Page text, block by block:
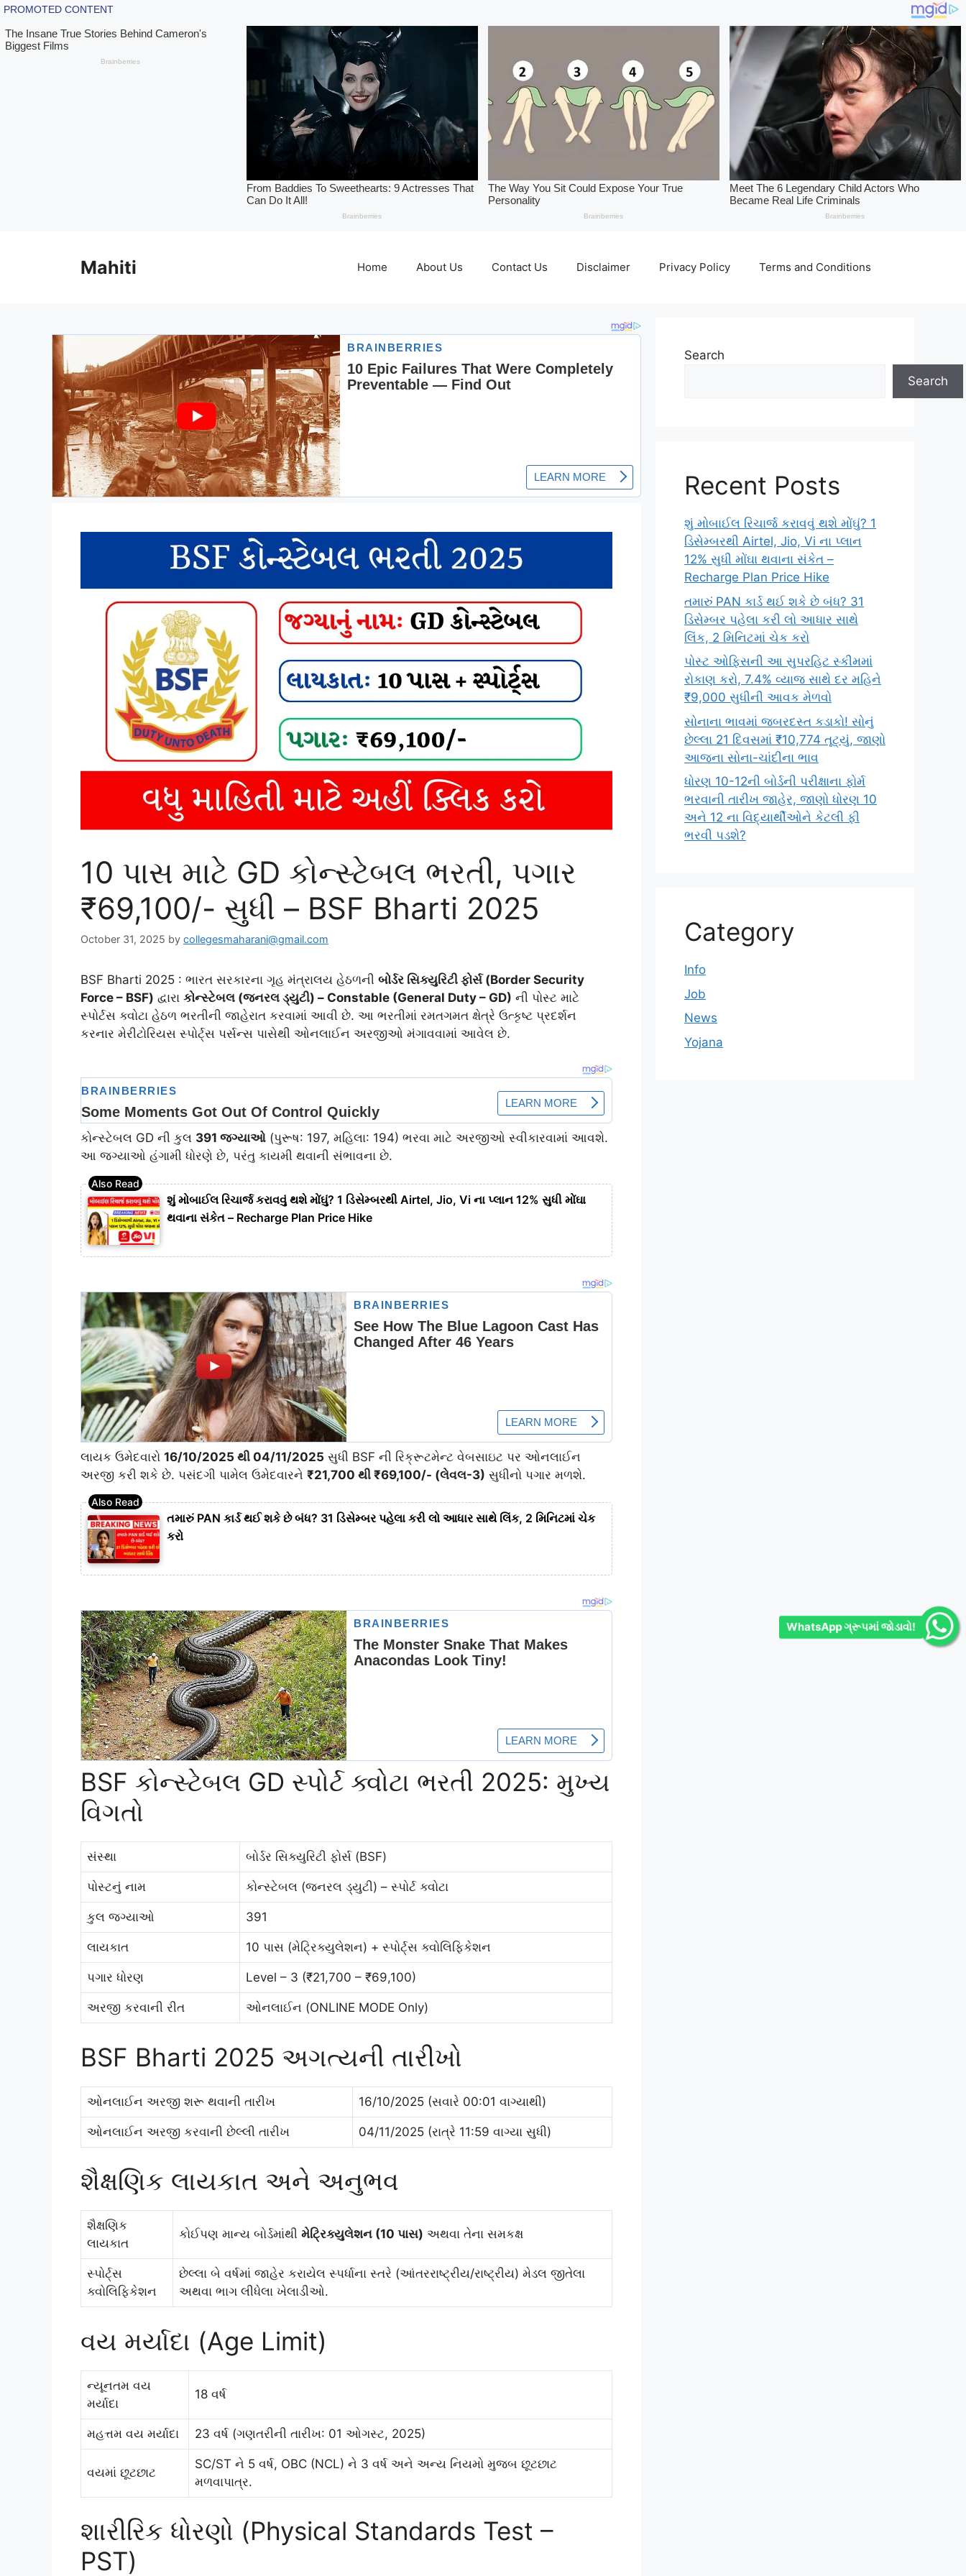
Mahiti Home About Us Contact Us Disclaimer Privacy Policy Terms and Conditions
10 પાસ માટે GD કોન્સ્ટેબલ ભરતી, પગાર
₹69,100/- સુધી – BSF Bharti 2025
October 31, 2025 by collegesmaharani@gmail.com
BSF Bharti 2025 : ભારત સરકારના ગૃહ મંત્રાલય હેઠળની બોર્ડર સિક્યુરિટી ફોર્સ (Border Security
Force – BSF) દ્વારા કોન્સ્ટેબલ (જનરલ ડ્યુટી) – Constable (General Duty – GD) ની પોસ્ટ માટે
સ્પોર્ટસ ક્વોટા હેઠળ ભરતીની જાહેરાત કરવામાં આવી છે. આ ભરતીમાં રમતગમત ક્ષેત્રે ઉત્કૃષ્ટ પ્રદર્શન
કરનાર મેરીટોરિયસ સ્પોર્ટ્સ પર્સન્સ પાસેથી ઓનલાઈન અરજીઓ મંગાવવામાં આવેલ છે.
કોન્સ્ટેબલ GD ની કુલ 391 જગ્યાઓ (પુરૂષ: 197, મહિલા: 194) ભરવા માટે અરજીઓ સ્વીકારવામાં આવશે.
આ જગ્યાઓ હંગામી ધોરણે છે, પરંતુ કાયમી થવાની સંભાવના છે.
શું મોબાઈલ રિચાર્જ કરાવવું થશે મોંઘું? 1 ડિસેમ્બરથી Airtel, Jio, Vi ના પ્લાન 12% સુધી મોંઘા
થવાના સંકેત – Recharge Plan Price Hike
લાયક ઉમેદવારો 16/10/2025 થી 04/11/2025 સુધી BSF ની રિક્રૂટમેન્ટ વેબસાઇટ પર ઓનલાઈન
અરજી કરી શકે છે. પસંદગી પામેલ ઉમેદવારને ₹21,700 થી ₹69,100/- (લેવલ-3) સુધીનો પગાર મળશે.
તમારું PAN કાર્ડ થઈ શકે છે બંધ? 31 ડિસેમ્બર પહેલા કરી લો આધાર સાથે લિંક, 2 મિનિટમાં ચેક
કરો
BSF કોન્સ્ટેબલ GD સ્પોર્ટ ક્વોટા ભરતી 2025: મુખ્ય
વિગતો
સંસ્થા બોર્ડર સિક્યુરિટી ફોર્સ (BSF)
પોસ્ટનું નામ કોન્સ્ટેબલ (જનરલ ડ્યુટી) – સ્પોર્ટ ક્વોટા
કુલ જગ્યાઓ 391
લાયકાત 10 પાસ (મેટ્રિક્યુલેશન) + સ્પોર્ટ્સ ક્વોલિફિકેશન
પગાર ધોરણ Level – 3 (₹21,700 – ₹69,100)
અરજી કરવાની રીત ઓનલાઈન (ONLINE MODE Only)
BSF Bharti 2025 અગત્યની તારીખો
ઓનલાઈન અરજી શરૂ થવાની તારીખ 16/10/2025 (સવારે 00:01 વાગ્યાથી)
ઓનલાઈન અરજી કરવાની છેલ્લી તારીખ 04/11/2025 (રાત્રે 11:59 વાગ્યા સુધી)
શૈક્ષણિક લાયકાત અને અનુભવ
શૈક્ષણિક
લાયકાત
કોઈપણ માન્ય બોર્ડમાંથી મેટ્રિક્યુલેશન (10 પાસ) અથવા તેના સમકક્ષ
સ્પોર્ટ્સ
ક્વોલિફિકેશન
છેલ્લા બે વર્ષમાં જાહેર કરાયેલ સ્પર્ધાના સ્તરે (આંતરરાષ્ટ્રીય/રાષ્ટ્રીય) મેડલ જીતેલા
અથવા ભાગ લીધેલા ખેલાડીઓ.
વય મર્યાદા (Age Limit)
ન્યૂનતમ વય
મર્યાદા
18 વર્ષ
મહત્તમ વય મર્યાદા 23 વર્ષ (ગણતરીની તારીખ: 01 ઓગસ્ટ, 2025)
વયમાં છૂટછાટ
SC/ST ને 5 વર્ષ, OBC (NCL) ને 3 વર્ષ અને અન્ય નિયમો મુજબ છૂટછાટ
મળવાપાત્ર.
શારીરિક ધોરણો (Physical Standards Test –
PST)
Search
Search
Recent Posts
શું મોબાઈલ રિચાર્જ કરાવવું થશે મોંઘું? 1
ડિસેમ્બરથી Airtel, Jio, Vi ના પ્લાન
12% સુધી મોંઘા થવાના સંકેત –
Recharge Plan Price Hike
તમારું PAN કાર્ડ થઈ શકે છે બંધ? 31
ડિસેમ્બર પહેલા કરી લો આધાર સાથે
લિંક, 2 મિનિટમાં ચેક કરો
પોસ્ટ ઓફિસની આ સુપરહિટ સ્કીમમાં
રોકાણ કરો, 7.4% વ્યાજ સાથે દર મહિને
₹9,000 સુધીની આવક મેળવો
સોનાના ભાવમાં જબરદસ્ત કડાકો! સોનું
છેલ્લા 21 દિવસમાં ₹10,774 તૂટ્યું, જાણો
આજના સોના-ચાંદીના ભાવ
ધોરણ 10-12ની બોર્ડની પરીક્ષાના ફોર્મ
ભરવાની તારીખ જાહેર, જાણો ધોરણ 10
અને 12 ના વિદ્યાર્થીઓને કેટલી ફી
ભરવી પડશે?
Category
Info
Job
News
Yojana
WhatsApp ગ્રૂપમાં જોડાવો!